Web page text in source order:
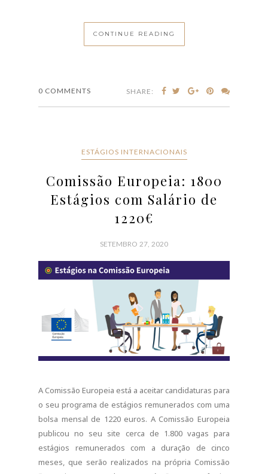
CONTINUE READING
0 COMMENTS SHARE:
ESTÁGIOS INTERNACIONAIS
Comissão Europeia: 1800
Estágios com Salário de
1220€
SETEMBRO 27, 2020
A Comissão Europeia está a aceitar candidaturas para
o seu programa de estágios remunerados com uma
bolsa mensal de 1220 euros. A Comissão Europeia
publicou no seu site cerca de 1.800 vagas para
estágios remunerados com a duração de cinco
meses, que serão realizados na própria Comissão